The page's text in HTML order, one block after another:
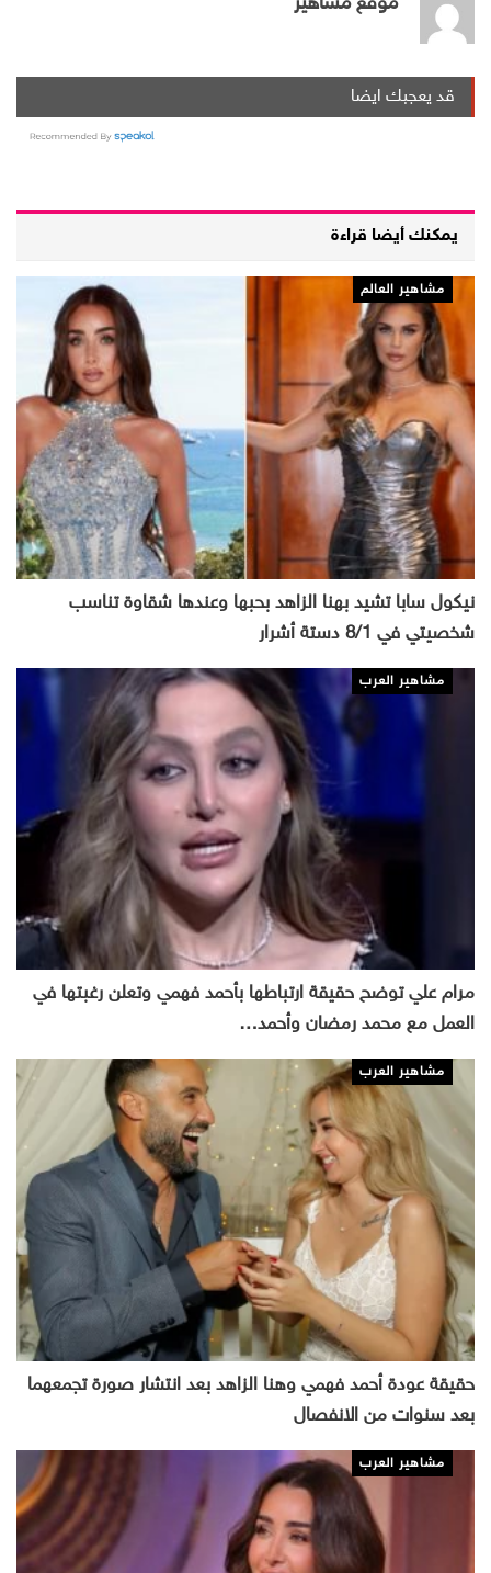
قد يعجبك ايضا
يمكنك أيضا قراءة
مشاهير العالم
نيكول سابا تشيد بهنا الزاهد بحبها وعندها شقاوة تناسب
شخصيتي في 8/1 دستة أشرار
مشاهير العرب
مرام علي توضح حقيقة ارتباطها بأحمد فهمي وتعلن رغبتها في
العمل مع محمد رمضان وأحمد…
مشاهير العرب
حقيقة عودة أحمد فهمي وهنا الزاهد بعد انتشار صورة تجمعهما
بعد سنوات من الانفصال
مشاهير العرب